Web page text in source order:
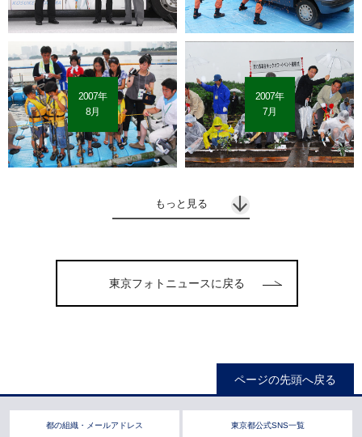
2007年
8月
2007年
7月
もっと見る
東京フォトニュースに戻る
ページの先頭へ戻る
都の組織・メールアドレス 東京都公式SNS一覧